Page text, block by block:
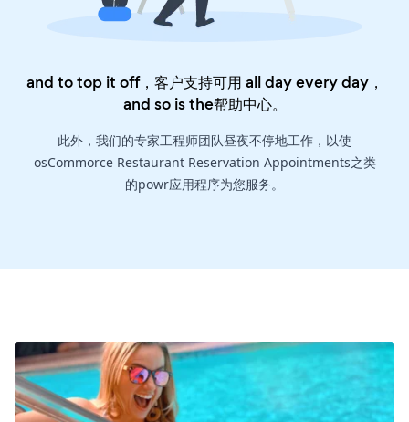
and to top it off，客户支持可用 all day every day，
and so is the帮助中心。
此外，我们的专家工程师团队昼夜不停地工作，以使
osCommorce Restaurant Reservation Appointments之类
的powr应用程序为您服务。